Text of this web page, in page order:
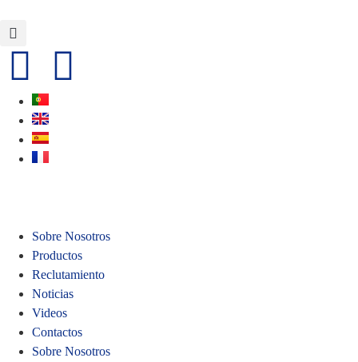
Sobre Nosotros
Productos
Reclutamiento
Noticias
Videos
Contactos
Sobre Nosotros